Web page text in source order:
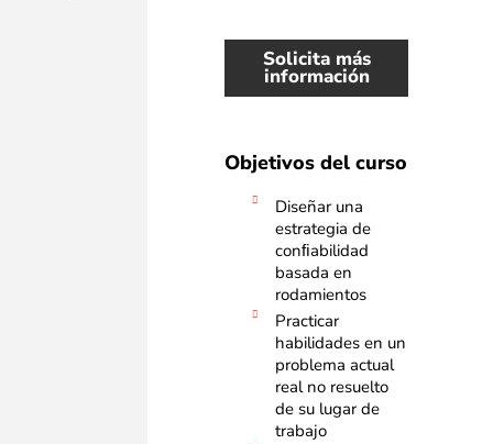
Solicita más
información
Objetivos del curso
Diseñar una
estrategia de
conﬁabilidad
basada en
rodamientos
Practicar
habilidades en un
problema actual
real no resuelto
de su lugar de
trabajo